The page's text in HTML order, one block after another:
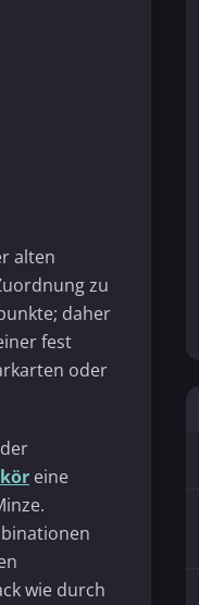
alten
zu
daher
fest
oder
eine
wie durch